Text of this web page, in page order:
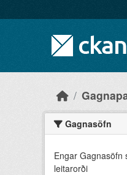
Gagnasöfn
Engar
leitarorði